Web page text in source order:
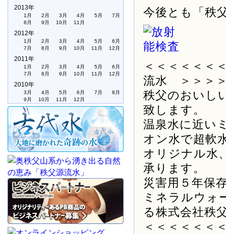
2013年
1月 2月 3月 4月 5月
7月
8月
9月 10月 11月
2012年
1月 2月 3月 4月 5月
6月
7月
8月 9月 10月 11月 12月
2011年
1月 2月 3月 4月 5月
6月
7月
8月 9月 10月 11月 12月
2010年
3月 4月 5月 6月 7月
8月
9月
10月 11月 12月
今後とも「秩
＜＜＜＜＜
流水 ＞＞＞
秩父のおいし
致します。
温泉水に近い
オン水で超軟
オリジナル水
承ります。
災害用５年保
ミネラルウォ
る株式会社秩
＜＜＜＜＜＜